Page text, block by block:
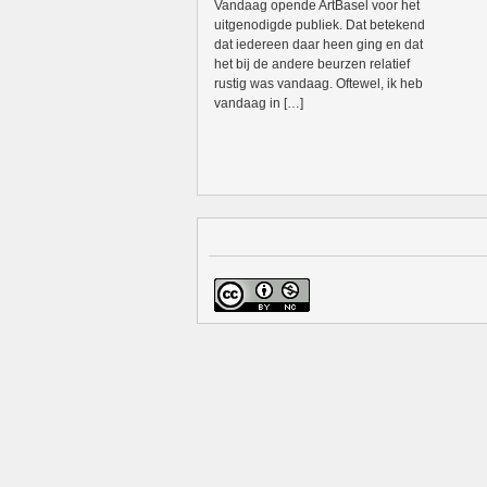
Vandaag opende ArtBasel voor het
uitgenodigde publiek. Dat betekend
dat iedereen daar heen ging en dat
het bij de andere beurzen relatief
rustig was vandaag. Oftewel, ik heb
vandaag in […]